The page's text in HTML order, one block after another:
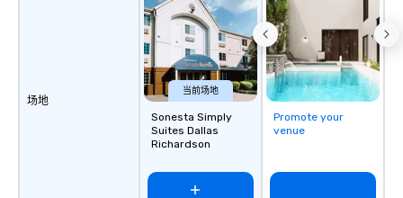
场地
当前场地
Sonesta Simply
Suites Dallas
Richardson
Promote your
venue